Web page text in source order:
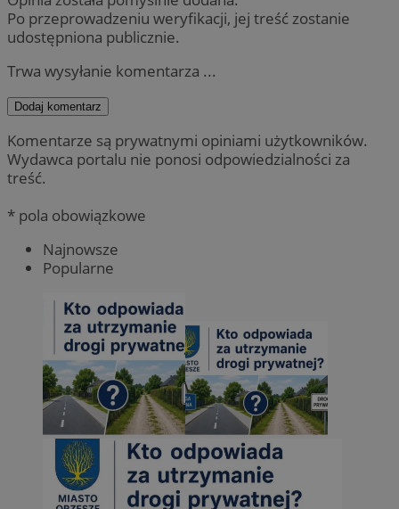
Po przeprowadzeniu weryfikacji, jej treść zostanie
udostępniona publicznie.
Trwa wysyłanie komentarza ...
Dodaj komentarz
Komentarze są prywatnymi opiniami użytkowników.
Wydawca portalu nie ponosi odpowiedzialności za
treść.
* pola obowiązkowe
Najnowsze
Popularne